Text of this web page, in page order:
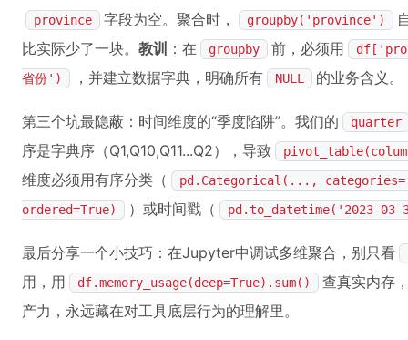
province 字段为空。聚合时， groupby('province')
比实际少了一块。 教训 ：在 groupby 前，必须用
省份')
，并建立数据字典，明确所有 NULL 的业务含义。
第三个坑最隐蔽：时间维度的“季度陷阱”。我们的 quarter
序是字典序（Q1,Q10,Q11...Q2），导致
维度必须用有序分类（
pd.Categorical(...,
ordered=True)
）或时间戳（ pd.to_datetime('2023-
最后分享一个小技巧：在Jupyter中调试多维聚合，别只看
用，用 df.memory_usage(deep=True).sum()
查真实内存
产力，永远藏在对工具底层行为的理解里。